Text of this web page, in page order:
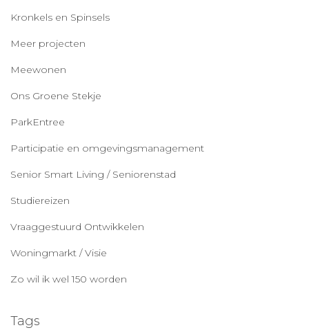
Kronkels en Spinsels
Meer projecten
Meewonen
Ons Groene Stekje
ParkEntree
Participatie en omgevingsmanagement
Senior Smart Living / Seniorenstad
Studiereizen
Vraaggestuurd Ontwikkelen
Woningmarkt / Visie
Zo wil ik wel 150 worden
Tags